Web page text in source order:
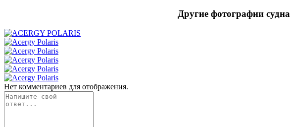
Другие фотографии судна
Нет комментариев для отображения.